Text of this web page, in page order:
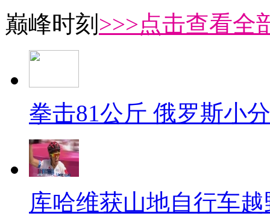
巅峰时刻 >>>点击查看全
拳击81公斤 俄罗斯小
库哈维获山地自行车